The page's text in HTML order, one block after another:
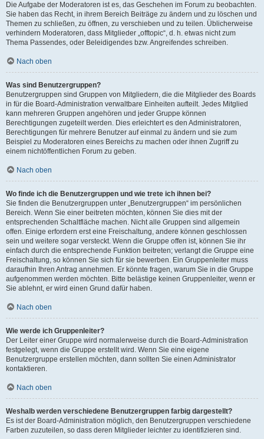
Die Aufgabe der Moderatoren ist es, das Geschehen im Forum zu beobachten.
Sie haben das Recht, in ihrem Bereich Beiträge zu ändern und zu löschen und
Themen zu schließen, zu öffnen, zu verschieben und zu teilen. Üblicherweise
verhindern Moderatoren, dass Mitglieder „offtopic“, d. h. etwas nicht zum
Thema Passendes, oder Beleidigendes bzw. Angreifendes schreiben.
Nach oben
Was sind Benutzergruppen?
Benutzergruppen sind Gruppen von Mitgliedern, die die Mitglieder des Boards
in für die Board-Administration verwaltbare Einheiten aufteilt. Jedes Mitglied
kann mehreren Gruppen angehören und jeder Gruppe können
Berechtigungen zugeteilt werden. Dies erleichtert es den Administratoren,
Berechtigungen für mehrere Benutzer auf einmal zu ändern und sie zum
Beispiel zu Moderatoren eines Bereichs zu machen oder ihnen Zugriff zu
einem nichtöffentlichen Forum zu geben.
Nach oben
Wo finde ich die Benutzergruppen und wie trete ich ihnen bei?
Sie finden die Benutzergruppen unter „Benutzergruppen“ im persönlichen
Bereich. Wenn Sie einer beitreten möchten, können Sie dies mit der
entsprechenden Schaltfläche machen. Nicht alle Gruppen sind allgemein
offen. Einige erfordern erst eine Freischaltung, andere können geschlossen
sein und weitere sogar versteckt. Wenn die Gruppe offen ist, können Sie ihr
einfach durch die entsprechende Funktion beitreten; verlangt die Gruppe eine
Freischaltung, so können Sie sich für sie bewerben. Ein Gruppenleiter muss
daraufhin Ihren Antrag annehmen. Er könnte fragen, warum Sie in die Gruppe
aufgenommen werden möchten. Bitte belästige keinen Gruppenleiter, wenn er
Sie ablehnt, er wird einen Grund dafür haben.
Nach oben
Wie werde ich Gruppenleiter?
Der Leiter einer Gruppe wird normalerweise durch die Board-Administration
festgelegt, wenn die Gruppe erstellt wird. Wenn Sie eine eigene
Benutzergruppe erstellen möchten, dann sollten Sie einen Administrator
kontaktieren.
Nach oben
Weshalb werden verschiedene Benutzergruppen farbig dargestellt?
Es ist der Board-Administration möglich, den Benutzergruppen verschiedene
Farben zuzuteilen, so dass deren Mitglieder leichter zu identifizieren sind.